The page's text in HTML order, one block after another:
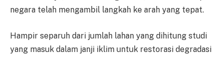
negara telah mengambil langkah ke arah yang tepat.
Hampir separuh dari jumlah lahan yang dihitung studi
yang masuk dalam janji iklim untuk restorasi degradasi